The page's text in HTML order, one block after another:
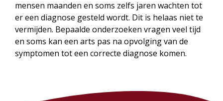
mensen maanden en soms zelfs jaren wachten tot
er een diagnose gesteld wordt. Dit is helaas niet te
vermijden. Bepaalde onderzoeken vragen veel tijd
en soms kan een arts pas na opvolging van de
symptomen tot een correcte diagnose komen.